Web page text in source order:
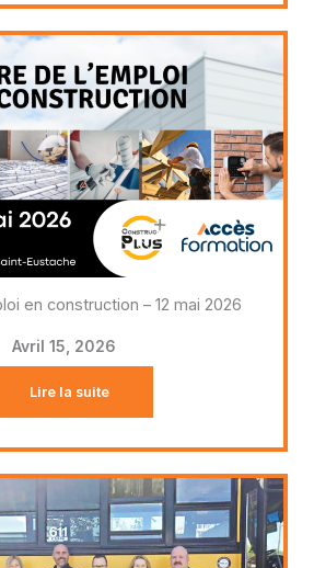
en construction – 12 mai 2026
Avril 15, 2026
Lire la suite